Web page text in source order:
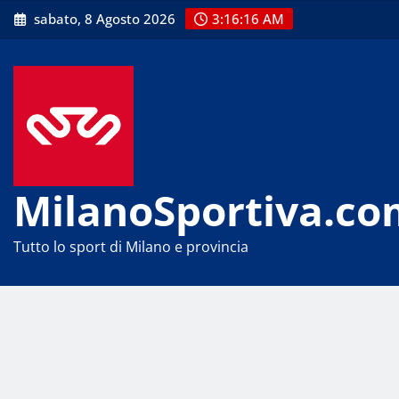
Skip
to
sabato, 8 Agosto 2026 3:16:16 AM
Tutto lo sport di Milano e provincia